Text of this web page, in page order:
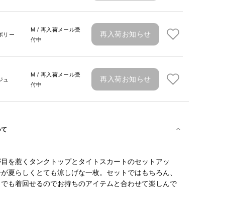
リー
M / 再入荷メール受
付中
再入荷お知らせ
ュ
M / 再入荷メール受
付中
再入荷お知らせ
を惹くタンクトップとタイトスカートのセットアッ
夏らしくとても涼しげな一枚。セットではもちろん、
も着回せるのでお持ちのアイテムと合わせて楽しんで